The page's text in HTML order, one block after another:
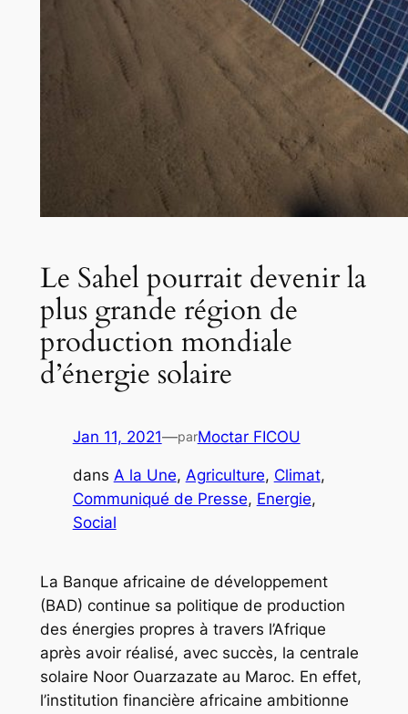
Le Sahel pourrait devenir la
plus grande région de
production mondiale
d’énergie solaire
Jan 11, 2021—parMoctar FICOU
dans A la Une, Agriculture, Climat
Communiqué de Presse, Energie
Social
La Banque africaine de développement
(BAD) continue sa politique de production
des énergies propres à travers l’Afrique
après avoir réalisé, avec succès, la centrale
solaire Noor Ouarzazate au Maroc. En effet,
l’institution financière africaine ambitionne